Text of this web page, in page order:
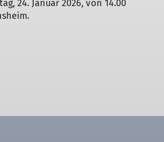
24. Januar 2026, von 14.00